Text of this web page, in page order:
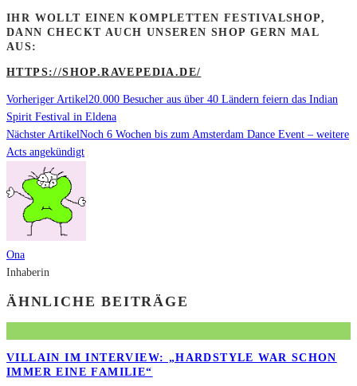
IHR WOLLT EINEN KOMPLETTEN FESTIVALSHOP,
DANN CHECKT AUCH UNSEREN SHOP GERN MAL
AUS:
HTTPS://SHOP.RAVEPEDIA.DE/
Vorheriger Artikel20.000 Besucher aus über 40 Ländern feiern das Indian
Spirit Festival in Eldena
Nächster ArtikelNoch 6 Wochen bis zum Amsterdam Dance Event – weitere
Acts angekündigt
Ona
Inhaberin
ÄHNLICHE BEITRÄGE
VILLAIN IM INTERVIEW: „HARDSTYLE WAR SCHON
IMMER EINE FAMILIE“